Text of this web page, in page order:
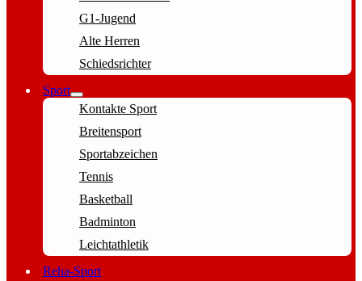
G1-Jugend
Alte Herren
Schiedsrichter
Sport
Kontakte Sport
Breitensport
Sportabzeichen
Tennis
Basketball
Badminton
Leichtathletik
Reha-Sport